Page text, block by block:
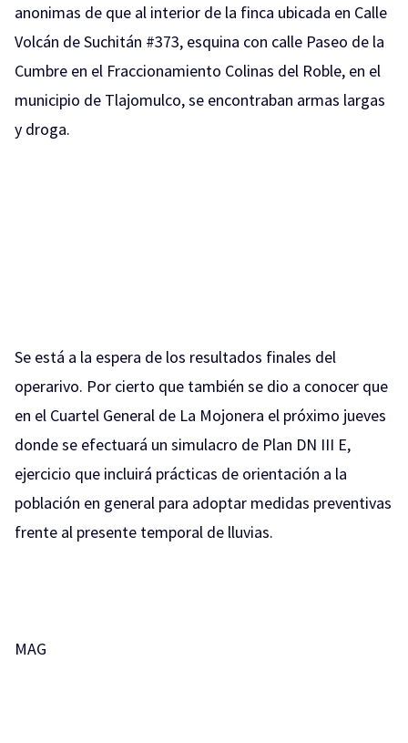
anonimas de que al interior de la finca ubicada en Calle
Volcán de Suchitán #373, esquina con calle Paseo de la
Cumbre en el Fraccionamiento Colinas del Roble, en el
municipio de Tlajomulco, se encontraban armas largas
y droga.
Se está a la espera de los resultados finales del
operarivo. Por cierto que también se dio a conocer que
en el Cuartel General de La Mojonera el próximo jueves
donde se efectuará un simulacro de Plan DN III E,
ejercicio que incluirá prácticas de orientación a la
población en general para adoptar medidas preventivas
frente al presente temporal de lluvias.
MAG